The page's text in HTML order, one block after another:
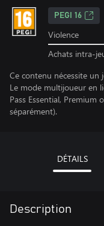
PEGI 16
Violence
Achats intra-
Ce contenu nécessite un
Le mode multijoueur en
Pass Essential,
séparément).
DÉTAILS
Description